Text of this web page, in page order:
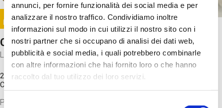
annunci, per fornire funzionalità dei social media e per
analizzare il nostro traffico. Condividiamo inoltre
informazioni sul modo in cui utilizzi il nostro sito con i
nostri partner che si occupano di analisi dei dati web,
pubblicità e social media, i quali potrebbero combinarle
con altre informazioni che hai fornito loro o che hanno
raccolto dal tuo utilizzo dei loro servizi.
Selezione
Image
SUNDAY@STEP
Come funziona il cervello?
Laboratorio
20 Set 2026 / 11:15 - 13:00
Costo
Proveremo a costruire un cervello in cartoncino cercando di